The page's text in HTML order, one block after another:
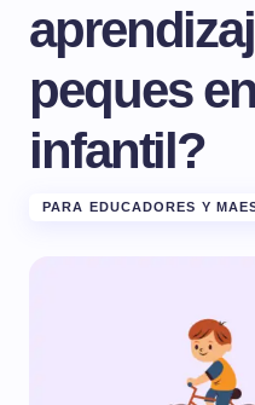
peques
infantil?
PARA EDUCADORES Y